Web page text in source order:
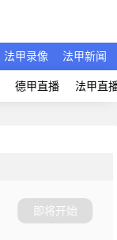
法甲录像 法甲新闻
德甲直播 法甲直
即将开始